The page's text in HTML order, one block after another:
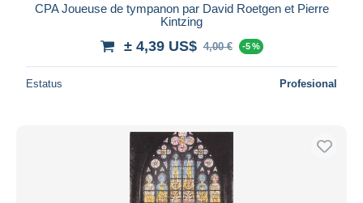
CPA Joueuse de tympanon par David Roetgen et Pierre
Kintzing
± 4,39 US$ 4,00 € -5 %
Estatus Profesional